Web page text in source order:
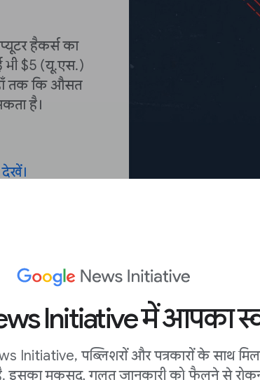
Initiative में आपका
Initiative, पब्लिशरों और पत्रकारों के साथ
इसका मकसद, गलत जानकारी को फैलने से
हैकर्स का
भी $5 (यू.एस.)
तक ​​कि औसत
है।
देखें।
नेटवर्कके
की वृद्धि हुई